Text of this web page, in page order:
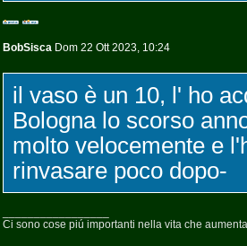
BobSisca Dom 22 Ott 2023, 10:24
il vaso è un 10, l' ho
Bologna lo scorso
molto velocemente e
rinvasare poco dopo-
Ci sono cose piú importanti nella vita che